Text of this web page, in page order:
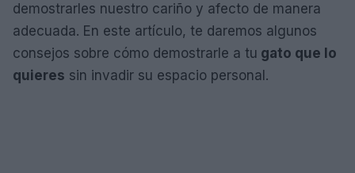
demostrarles nuestro cariño y afecto de manera
adecuada. En este artículo, te daremos algunos
consejos sobre cómo demostrarle a tu gato que lo
quieres sin invadir su espacio personal.